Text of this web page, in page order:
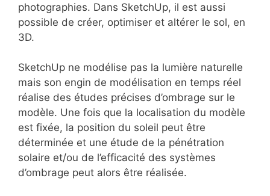
photographies. Dans SketchUp, il est aussi
possible de créer, optimiser et altérer le sol, en
3D.
SketchUp ne modélise pas la lumière naturelle
mais son engin de modélisation en temps réel
réalise des études précises d’ombrage sur le
modèle. Une fois que la localisation du modèle
est fixée, la position du soleil peut être
déterminée et une étude de la pénétration
solaire et/ou de l’efficacité des systèmes
d’ombrage peut alors être réalisée.